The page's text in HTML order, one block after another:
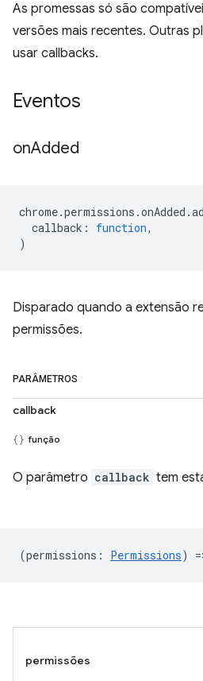
As promessas só são
versões mais recentes. Outras
usar callbacks.
Eventos
onAdded
chrome.permissions .onAdded .
callback : function,
)
Disparado quando a extensão
permissões.
PARÂMETROS
callback
função
O parâmetro callback tem
(permissions : Permissions)
permissões